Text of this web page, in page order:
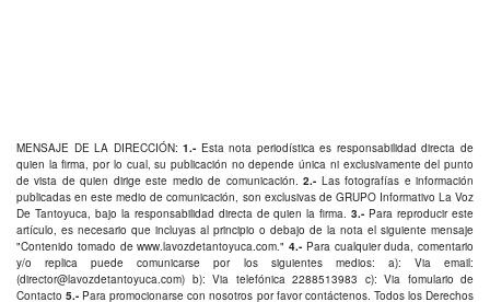
MENSAJE DE LA DIRECCIÓN:1.- Esta nota periodística es responsabilidad directa de
quien la firma, por lo cual, su publicación no depende única ni exclusivamente del punto
de vista de quien dirige este medio de comunicación.2.- Las fotografías e información
publicadas en este medio de comunicación, son exclusivas de GRUPO Informativo La Voz
De Tantoyuca, bajo la responsabilidad directa de quien la firma.3.- Para reproducir este
artículo, es necesario que incluyas al principio o debajo de la nota el siguiente mensaje
"Contenido tomado dewww.lavozdetantoyuca.com." 4.- Para cualquier duda, comentario
y/o replica puede comunicarse por los siguientes medios: a): Via email:
(director@lavozdetantoyuca.com) b): Via telefónica 2288513983 c): Via fomulario de
Contacto 5.- Para promocionarse con nosotros por favorcontáctenos. Todos los Derechos